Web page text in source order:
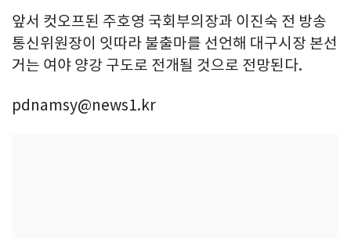
앞서 컷오프된 주호영 국회부의장과 이진숙 전 방송
통신위원장이 잇따라 불출마를 선언해 대구시장 본선
거는 여야 양강 구도로 전개될 것으로 전망된다.
pdnamsy@news1.kr